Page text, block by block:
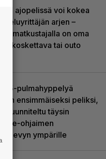
ajopelissä voi kokea
arjen –
matkustajalla on oma
koskettava tai outo
pulmahyppelyä
ensimmäiseksi peliksi,
suunniteltu täysin
ohjaimen
ympärille